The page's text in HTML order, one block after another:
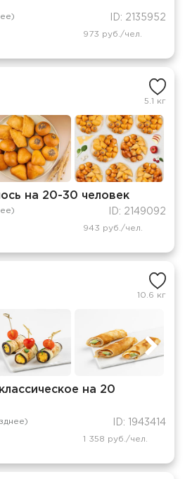
ID: 2135952
973 руб./чел.
5.1 кг
на 20-30 человек
ID: 2149092
943 руб./чел.
10.6 кг
на 20
ID: 1943414
1 358 руб./чел.